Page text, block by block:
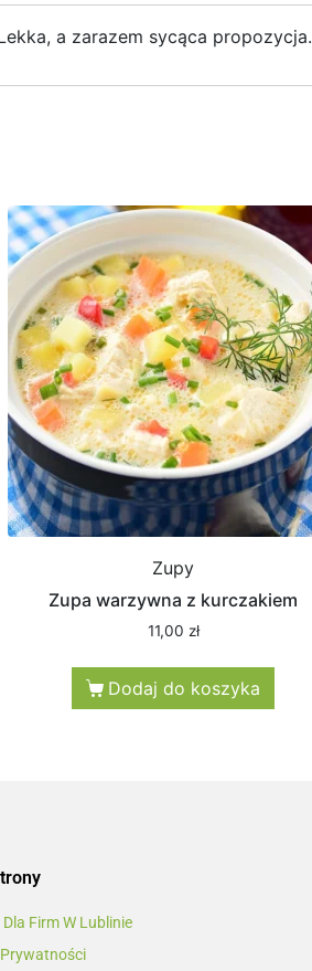
a zarazem sycąca propozycja.
Zupy
Zupa warzywna z kurczakiem
11,00 zł
Dodaj do koszyka
Firm W Lublinie